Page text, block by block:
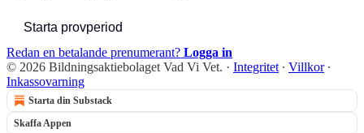
Starta provperiod
Redan en betalande prenumerant? Logga in
© 2026 Bildningsaktiebolaget Vad Vi Vet. · Integritet ∙ Villkor∙
Inkassovarning
Starta din Substack
Skaffa Appen